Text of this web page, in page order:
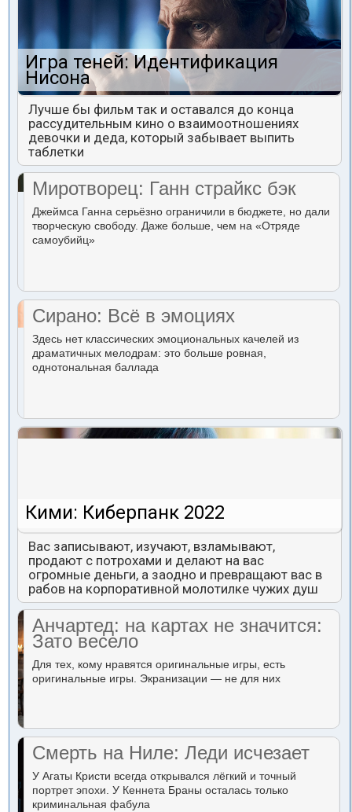
Игра теней: Идентификация
Нисона
Лучше бы фильм так и оставался до конца
рассудительным кино о взаимоотношениях
девочки и деда, который забывает выпить
таблетки
Миротворец: Ганн страйкс бэк
Джеймса Ганна серьёзно ограничили в бюджете, но дали
творческую свободу. Даже больше, чем на «Отряде
самоубийц»
Сирано: Всё в эмоциях
Здесь нет классических эмоциональных качелей из
драматичных мелодрам: это больше ровная,
однотональная баллада
Кими: Киберпанк 2022
Вас записывают, изучают, взламывают,
продают с потрохами и делают на вас
огромные деньги, а заодно и превращают вас в
рабов на корпоративной молотилке чужих душ
Анчартед: на картах не значится:
Зато весело
Для тех, кому нравятся оригинальные игры, есть
оригинальные игры. Экранизации — не для них
Смерть на Ниле: Леди исчезает
У Агаты Кристи всегда открывался лёгкий и точный
портрет эпохи. У Кеннета Браны осталась только
криминальная фабула